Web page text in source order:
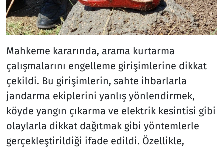
Mahkeme kararında, arama kurtarma
çalışmalarını engelleme girişimlerine dikkat
çekildi. Bu girişimlerin, sahte ihbarlarla
jandarma ekiplerini yanlış yönlendirmek,
köyde yangın çıkarma ve elektrik kesintisi gibi
olaylarla dikkat dağıtmak gibi yöntemlerle
gerçekleştirildiği ifade edildi. Özellikle,